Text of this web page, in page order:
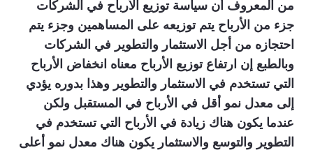
من المعروف أن سياسة توزيع الأرباح في الشركات
جزء من الأرباح يتم توزيعه على المساهمين وجزء يتم
احتجازه من أجل الاستثمار والتطوير في الشركات
وبالطبع إن ارتفاع توزيع الأرباح معناه انخفاض الأرباح
التي تستخدم في الاستثمار والتطوير وهذا بدوره يؤدي
إلى معدل نمو أقل في الأرباح في المستقبل ولكن
عندما يكون هناك زيادة في الأرباح التي تستخدم في
التطوير والتوسع والاستثمار يكون هناك معدل نمو أعلى